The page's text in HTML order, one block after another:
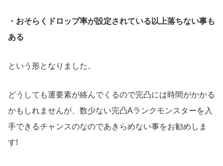
・おそらくドロップ率が設定されている以上落ちない事も
ある
という形となりました。
どうしても運要素が絡んでくるので完凸には時間がかかる
かもしれませんが、数少ない完凸Aランクモンスターを入
手できるチャンスのなのであきらめない事をお勧めしま
す!